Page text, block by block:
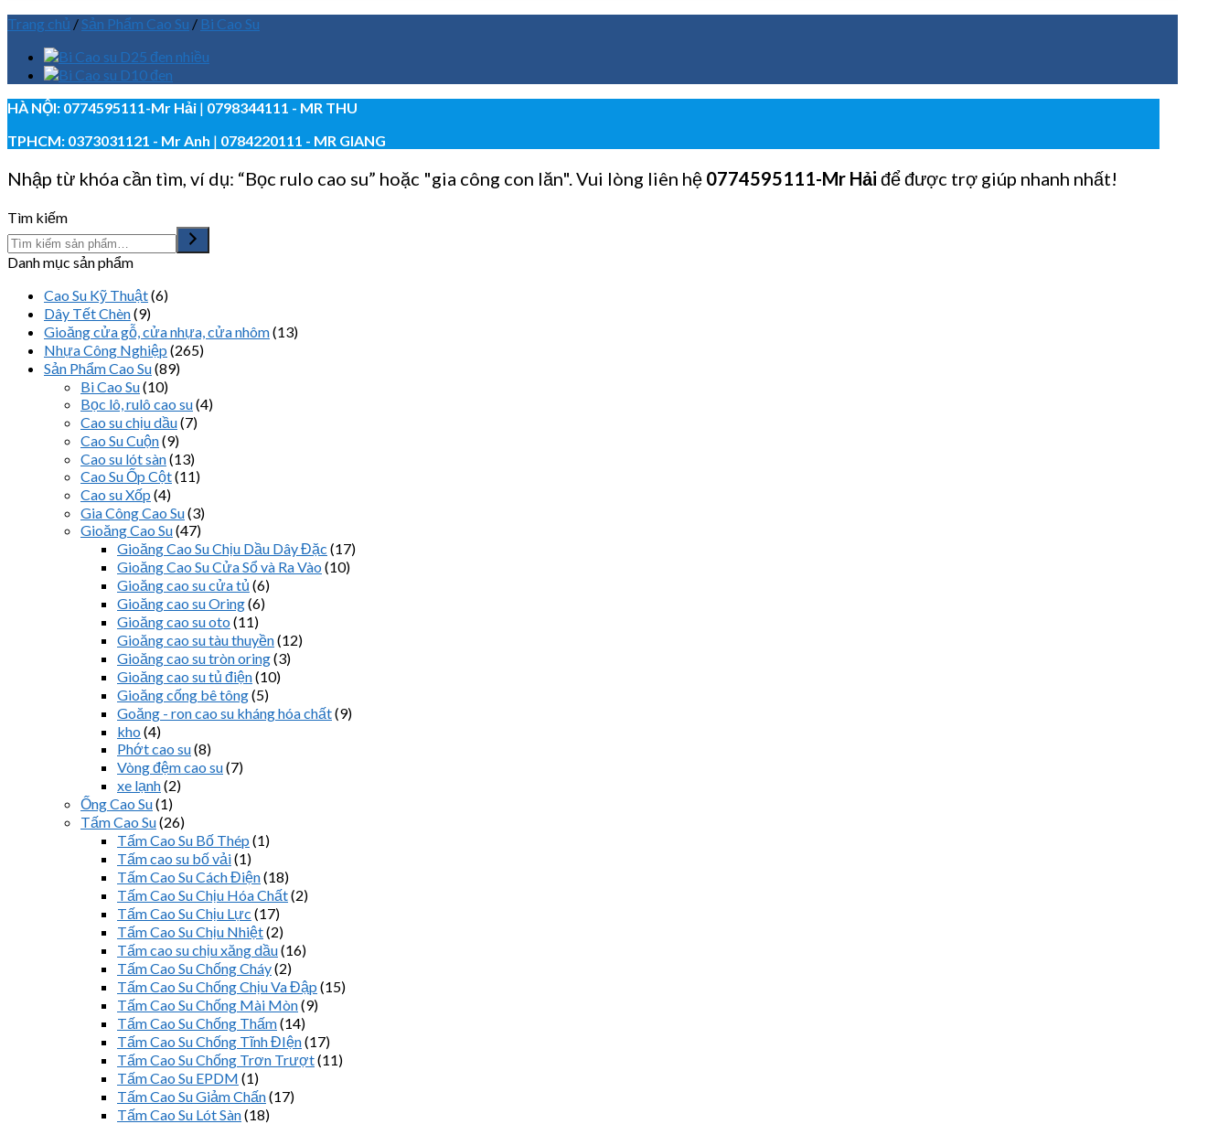
Trang chủ /Sản Phẩm Cao Su / Bi Cao Su
HÀ NỘI: 0774595111-Mr Hải | 0798344111 - MR THU
TPHCM: 0373031121 - Mr Anh | 0784220111 - MR GIANG
Nhập từ khóa cần tìm, ví dụ: “Bọc rulo cao su” hoặc "gia công con lăn". Vui lòng liên hệ 0774595111-Mr Hải để được trợ giúp nhanh nhất!
Tìm kiếm
Danh mục sản phẩm
Cao Su Kỹ Thuật(6)
Dây Tết Chèn(9)
Gioăng cửa gỗ, cửa nhựa, cửa nhôm(13)
Nhựa Công Nghiệp (265)
Sản Phẩm Cao Su(89)
Bi Cao Su(10)
Bọc lô, rulô cao su(4)
Cao su chịu dầu(7)
Cao Su Cuộn(9)
Cao su lót sàn(13)
Cao Su Ốp Cột(11)
Cao su Xốp (4)
Gia Công Cao Su(3)
Gioăng Cao Su(47)
Gioăng Cao Su Chịu Dầu Dây Đặc (17)
Gioăng Cao Su Cửa Sổ và Ra Vào (10)
Gioăng cao su cửa tủ (6)
Gioăng cao su Oring(6)
Gioăng cao su oto (11)
Gioăng cao su tàu thuyền(12)
Gioăng cao su tròn oring(3)
Gioăng cao su tủ điện(10)
Gioăng cống bê tông(5)
Goăng - ron cao su kháng hóa chất(9)
kho (4)
Phớt cao su(8)
Vòng đệm cao su(7)
xe lạnh(2)
Ống Cao Su(1)
Tấm Cao Su(26)
Tấm Cao Su Bố Thép (1)
Tấm cao su bố vải(1)
Tấm Cao Su Cách Điện(18)
Tấm Cao Su Chịu Hóa Chất(2)
Tấm Cao Su Chịu Lực (17)
Tấm Cao Su Chịu Nhiệt(2)
Tấm cao su chịu xăng dầu(16)
Tấm Cao Su Chống Cháy(2)
Tấm Cao Su Chống Chịu Va Đập (15)
Tấm Cao Su Chống Mài Mòn(9)
Tấm Cao Su Chống Thấm(14)
Tấm Cao Su Chống Tĩnh ĐIện(17)
Tấm Cao Su Chống Trơn Trượt(11)
Tấm Cao Su EPDM (1)
Tấm Cao Su Giảm Chấn(17)
Tấm Cao Su Lót Sàn(18)